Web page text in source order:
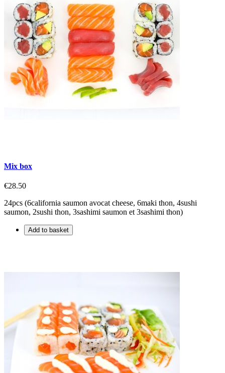
Mix box
€28.50
24pcs (6california saumon avocat cheese, 6maki thon, 4sushi
saumon, 2sushi thon, 3sashimi saumon et 3sashimi thon)
Add to basket